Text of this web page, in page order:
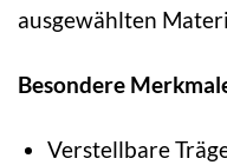
ausgewählten
Besondere
Verstellbare